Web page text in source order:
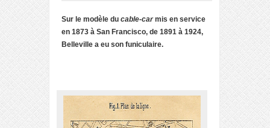
Sur le modèle du cable-carmis en service
en 1873 à San Francisco, de 1891 à 1924,
Belleville a eu son funiculaire.